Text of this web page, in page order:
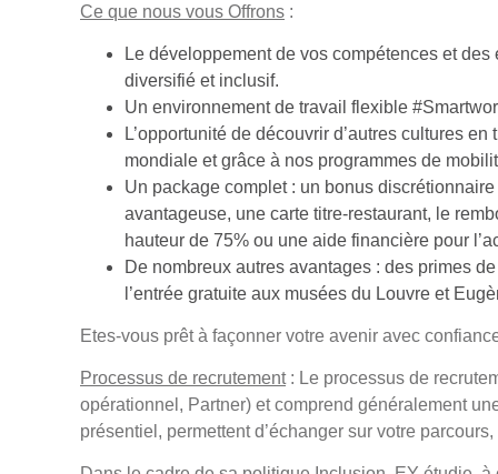
Ce que nous vous Offrons :
Le développement de vos compétences et
diversifié et inclusif.
Un environnement de travail flexible
L’opportunité de découvrir d’autres cultures
mondiale et grâce à nos programmes de
Un package complet : un bonus
avantageuse, une carte titre-restaurant, le
hauteur de 75% ou une aide financière pour
De nombreux autres avantages : des primes
l’entrée gratuite aux musées du Louvre et
Etes-vous prêt à façonner votre avenir avec
Processus de recrutement: Le processus de
opérationnel, Partner) et comprend généralement
présentiel, permettent d’échanger sur votre